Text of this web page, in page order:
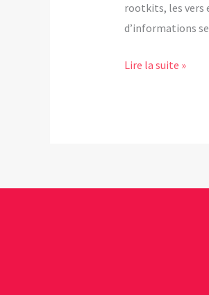
rootkits, les vers
d’informations
antivirus
avec
Lire la suite »